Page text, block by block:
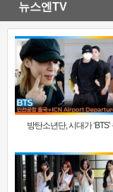
뉴스엔TV
방탄소년단, 시대가 ‘BTS’